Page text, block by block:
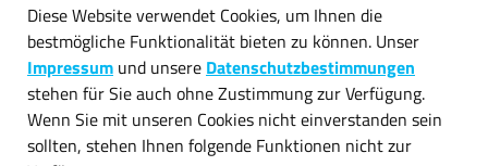
Diese Website verwendet Cookies, um Ihnen die
bestmögliche Funktionalität bieten zu können. Unser
Impressum und unsere Datenschutzbestimmungen
stehen für Sie auch ohne Zustimmung zur Verfügung.
Wenn Sie mit unseren Cookies nicht einverstanden sein
sollten, stehen Ihnen folgende Funktionen nicht zur